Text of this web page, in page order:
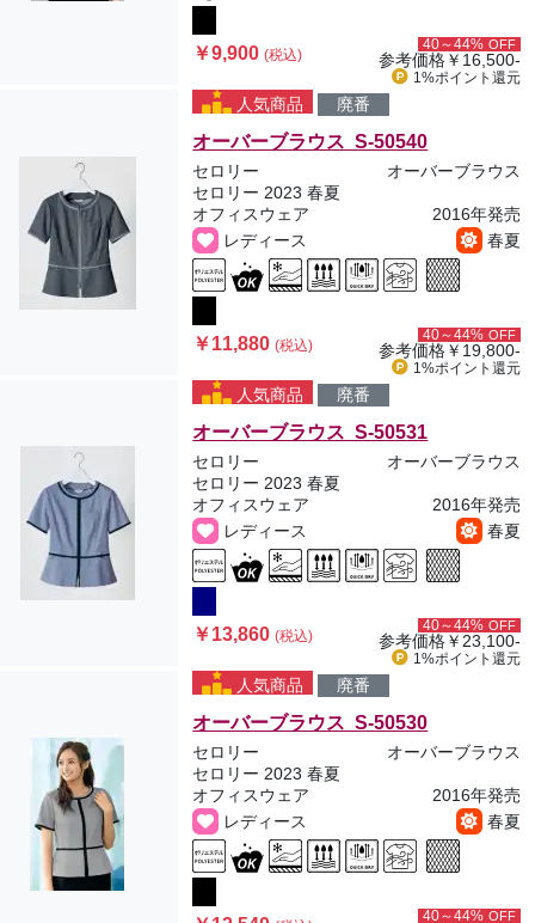
￥9,900(税込)
40～44% OFF
参考価格￥16,500-
1%ポイント 還元
人気商品 廃番
オーバーブラウス S-50540
セロリー
オーバーブラウス
セロリー 2023 春夏
オフィスウェア
2016年発売
レディース
春夏
￥11,880(税込)
40～44% OFF
参考価格￥19,800-
1%ポイント 還元
人気商品 廃番
オーバーブラウス S-50531
セロリー
オーバーブラウス
セロリー 2023 春夏
オフィスウェア
2016年発売
レディース
春夏
￥13,860(税込)
40～44% OFF
参考価格￥23,100-
1%ポイント 還元
人気商品 廃番
オーバーブラウス S-50530
セロリー
オーバーブラウス
セロリー 2023 春夏
オフィスウェア
2016年発売
レディース
春夏
40～44% OFF